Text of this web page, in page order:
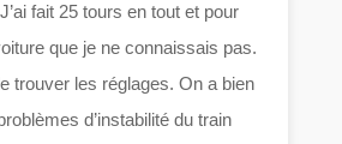
J’ai fait 25 tours en tout et pour
que je ne connaissais pas.
trouver les réglages. On a bien
d’instabilité du train